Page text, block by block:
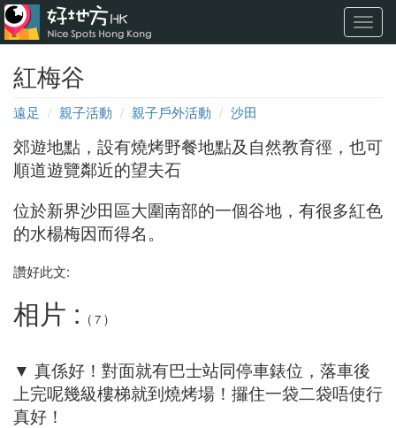
紅梅谷
遠足 親子活動 親子戶外活動 沙田
郊遊地點，設有燒烤野餐地點及自然教育徑，也可
順道遊覽鄰近的望夫石
位於新界沙田區大圍南部的一個谷地，有很多紅色
的水楊梅因而得名。
讚好此文:
相片 : ( 7 )
▼ 真係好！對面就有巴士站同停車錶位，落車後
上完呢幾級樓梯就到燒烤場！攞住一袋二袋唔使行
真好！